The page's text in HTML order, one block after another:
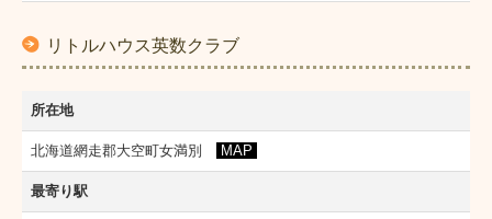
リトルハウス英数クラブ
所在地
北海道網走郡大空町女満別 MAP
最寄り駅